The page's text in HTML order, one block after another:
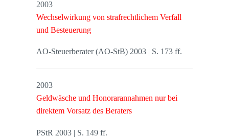
2003
Wechselwirkung von strafrechtlichem Verfall
und Besteuerung
AO-Steuerberater (AO-StB) 2003 | S. 173 ff.
2003
Geldwäsche und Honorarannahmen nur bei
direktem Vorsatz des Beraters
PStR 2003 | S. 149 ff.